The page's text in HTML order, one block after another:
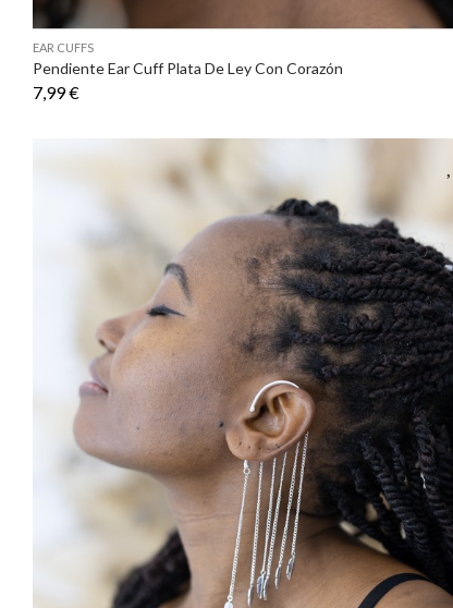
EAR CUFFS
Pendiente Ear Cuff Plata De Ley Con Corazón
7,99 €